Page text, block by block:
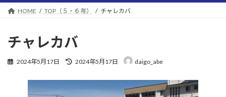
HOME TOP（５・６年） チャレカバ
チャレカバ
2024年5月17日
最
2024年5月17日 daigo_abe